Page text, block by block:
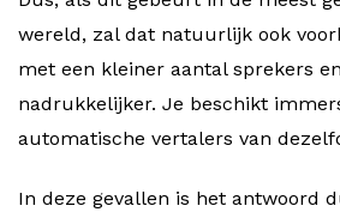
wereld, zal dat natuurlijk ook
met een kleiner aantal sprekers
nadrukkelijker. Je beschikt
automatische vertalers van
In deze gevallen is het antwoord